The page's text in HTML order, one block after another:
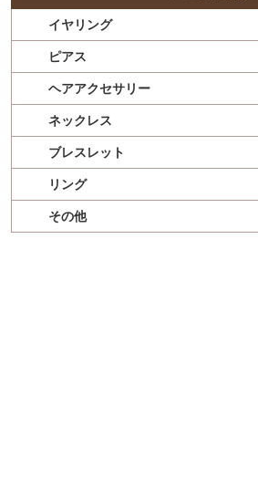
イヤリング
ピアス
ヘアアクセサリー
ネックレス
ブレスレット
リング
その他